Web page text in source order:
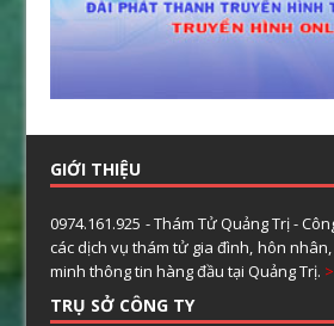
GIỚI THIỆU
0974.161.925 - Thám Tử Quảng Trị -
các dịch vụ thám tử gia đình, hôn
minh thông tin hàng đầu tại Quảng Trị.
TRỤ SỞ CÔNG TY